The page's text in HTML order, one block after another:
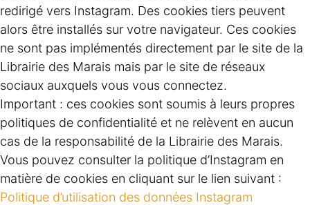
redirigé vers Instagram. Des cookies tiers peuvent
alors être installés sur votre navigateur. Ces cookies
ne sont pas implémentés directement par le site de la
Librairie des Marais mais par le site de réseaux
sociaux auxquels vous vous connectez.
Important : ces cookies sont soumis à leurs propres
politiques de confidentialité et ne relèvent en aucun
cas de la responsabilité de la Librairie des Marais.
Vous pouvez consulter la politique d’Instagram en
matière de cookies en cliquant sur le lien suivant :
Politique d’utilisation des données Instagram